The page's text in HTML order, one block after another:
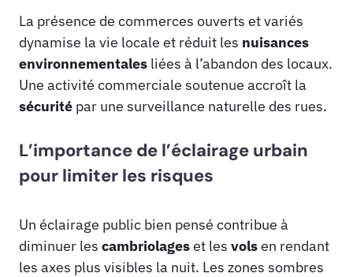
La présence de commerces ouverts et variés
dynamise la vie locale et réduit les nuisances
environnementales liées à l’abandon des locaux.
Une activité commerciale soutenue accroît la
sécurité par une surveillance naturelle des rues.
L’importance de l’éclairage urbain
pour limiter les risques
Un éclairage public bien pensé contribue à
diminuer les cambriolageset les volsen rendant
les axes plus visibles la nuit. Les zones sombres